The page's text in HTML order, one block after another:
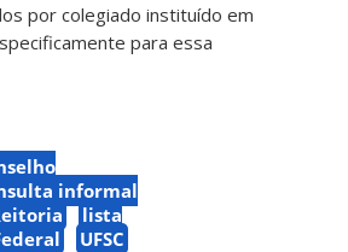
por colegiado instituído em
para essa
informal
lista
UFSC